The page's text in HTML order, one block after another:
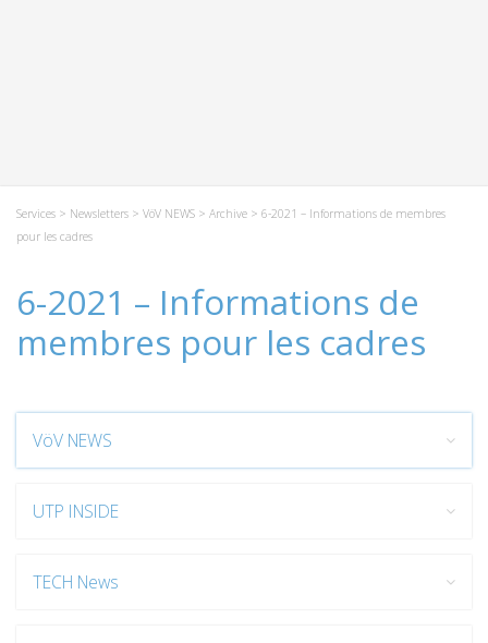
Services > Newsletters > VöV NEWS > Archive > 6-2021 – Informations de membres
pour les cadres
6-2021 – Informations de
membres pour les cadres
VöV NEWS
UTP INSIDE
TECH News